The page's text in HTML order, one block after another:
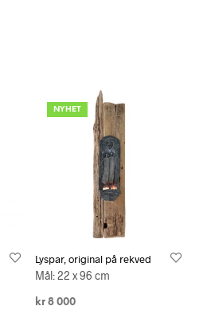
NYHET
Lyspar, original på rekved
Mål: 22 x 96 cm
kr8 000